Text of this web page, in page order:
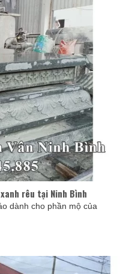
rêu tại Ninh Bình
dành cho phần mộ của